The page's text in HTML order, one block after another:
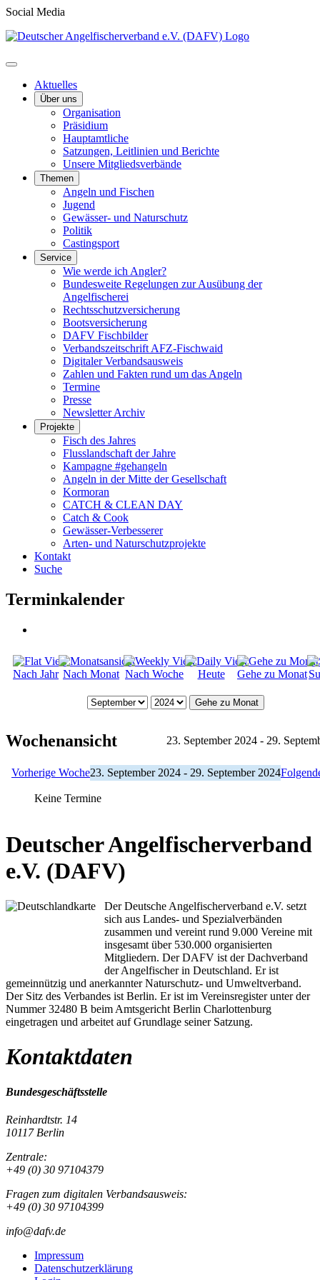
Social Media
Aktuelles
Über uns
Organisation
Präsidium
Hauptamtliche
Satzungen, Leitlinien und Berichte
Unsere Mitgliedsverbände
Themen
Angeln und Fischen
Jugend
Gewässer- und Naturschutz
Politik
Castingsport
Service
Wie werde ich Angler?
Bundesweite Regelungen zur Ausübung der
Angelfischerei
Rechtsschutzversicherung
Bootsversicherung
DAFV Fischbilder
Verbandszeitschrift AFZ-Fischwaid
Digitaler Verbandsausweis
Zahlen und Fakten rund um das Angeln
Termine
Presse
Newsletter Archiv
Projekte
Fisch des Jahres
Flusslandschaft der Jahre
Kampagne #gehangeln
Angeln in der Mitte der Gesellschaft
Kormoran
CATCH & CLEAN DAY
Catch & Cook
Gewässer-Verbesserer
Arten- und Naturschutzprojekte
Kontakt
Suche
Terminkalender
Nach Jahr Nach Monat Nach Woche Heute Gehe zu Monat
Gehe zu Monat
Wochenansicht 23. September 2024 - 29.
Vorherige Woche23. September 2024 - 29. September 2024
Keine Termine
Deutscher Angelfischerverband
e.V. (DAFV)
Der Deutsche Angelfischerverband e.V. setzt
sich aus Landes- und Spezialverbänden
zusammen und vereint rund 9.000 Vereine mit
insgesamt über 530.000 organisierten
Mitgliedern. Der DAFV ist der Dachverband
der Angelfischer in Deutschland. Er ist
gemeinnützig und anerkannter Naturschutz- und Umweltverband.
Der Sitz des Verbandes ist Berlin. Er ist im Vereinsregister unter der
Nummer 32480 B beim Amtsgericht Berlin Charlottenburg
eingetragen und arbeitet auf Grundlage seiner Satzung.
Kontaktdaten
Bundesgeschäftsstelle
Reinhardtstr. 14
10117 Berlin
Zentrale:
+49 (0) 30 97104379
Fragen zum digitalen Verbandsausweis:
+49 (0) 30 97104399
info@dafv.de
Impressum
Datenschutzerklärung